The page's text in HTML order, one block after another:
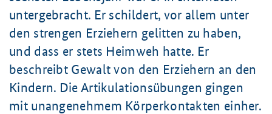
untergebracht. Er schildert, vor allem unter
den strengen Erziehern gelitten zu haben,
und dass er stets Heimweh hatte. Er
beschreibt Gewalt von den Erziehern an den
Kindern. Die Artikulationsübungen gingen
mit unangenehmem Körperkontakten einher.